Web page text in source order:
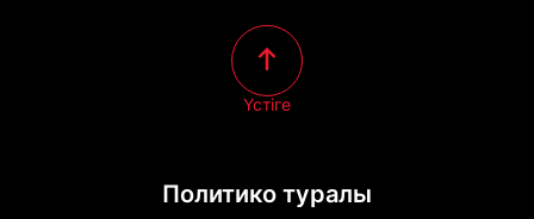
Политико туралы
Үстіге